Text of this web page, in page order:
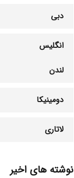
دبی
انگلیس
لندن
دومینیکا
لاتاری
نوشته های اخیر